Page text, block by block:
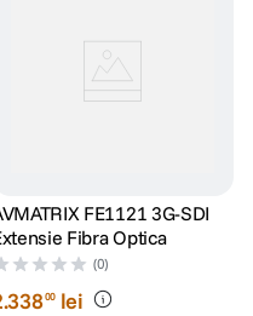
FE1121 3G-SDI
Fibra Optica
(0)
.33800 lei